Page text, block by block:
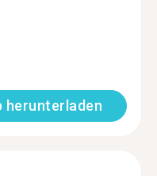
herunterladen